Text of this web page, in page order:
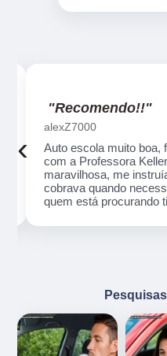
"Recomendo!!"
alexZ7000
Auto escola muito boa,
com a Professora
maravilhosa, me
cobrava quando
quem está procurando
‹